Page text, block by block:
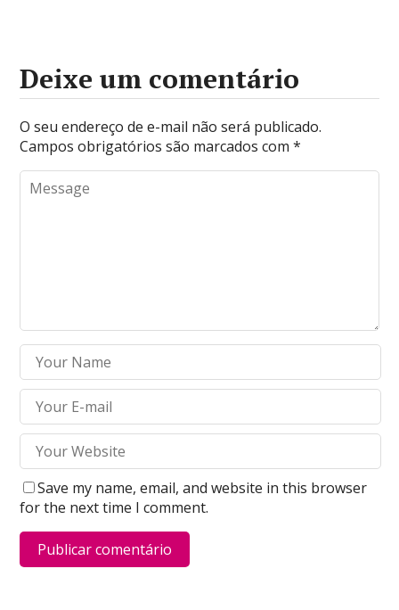
Deixe um comentário
O seu endereço de e-mail não será publicado.
Campos obrigatórios são marcados com*
Save my name, email, and website in this browser
for the next time I comment.